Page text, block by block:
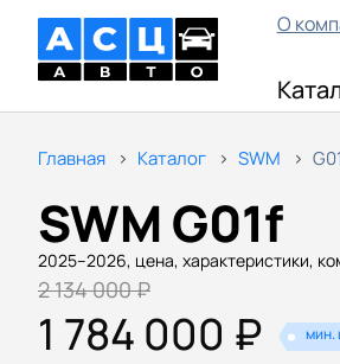
О
Главная Каталог SWM
SWM G01f
2025–2026, цена, характеристики,
2 134 000 ₽
1 784 000 ₽ мин.